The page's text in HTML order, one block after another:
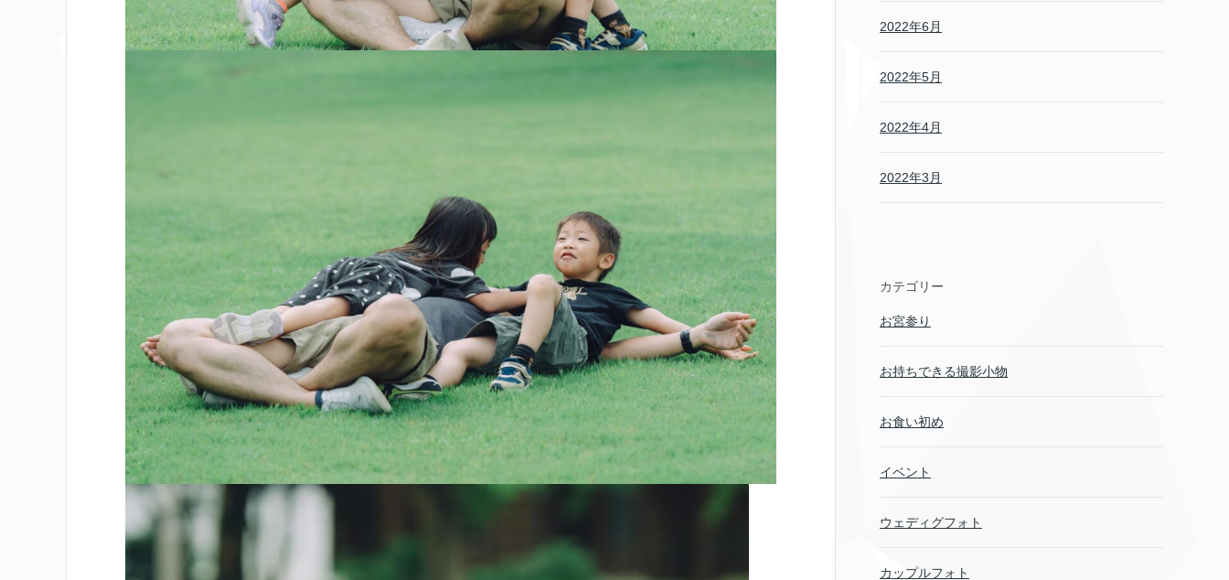
2022年6月
2022年5月
2022年4月
2022年3月
カテゴリー
お宮参り
お持ちできる撮影小物
お食い初め
イベント
ウェディグフォト
カップルフォト